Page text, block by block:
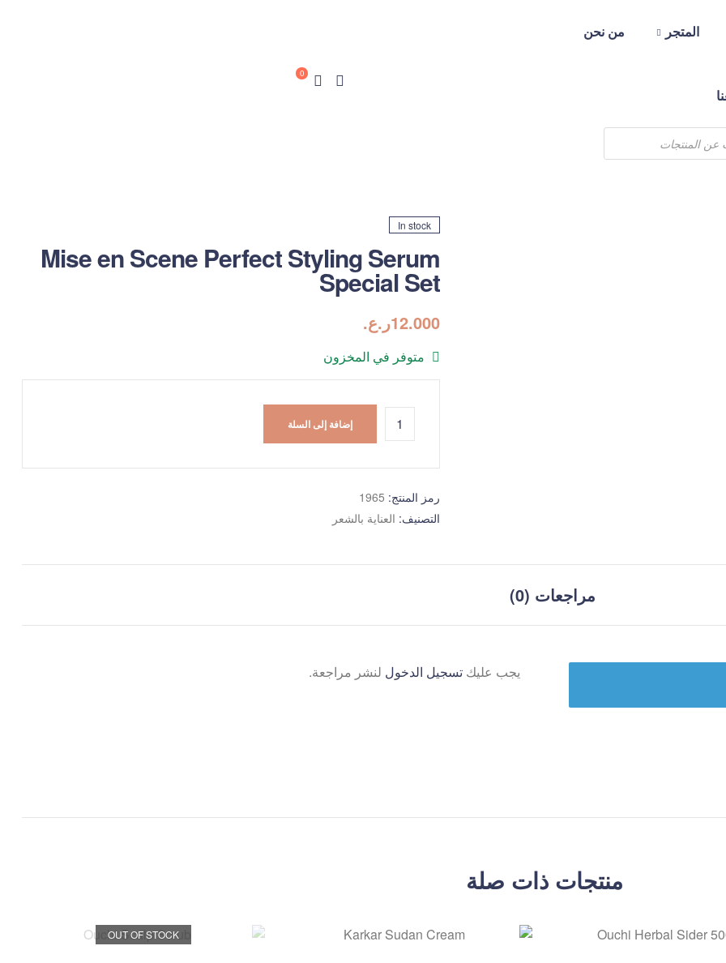
المتجر من نحن
0
In stock
Mise en Scene Perfect Styling Serum
Special Set
12.000ر.ع.
متوفر في المخزون
إضافة إلى السلة
رمز المنتج: 1965
التصنيف: العناية بالشعر
مراجعات (0)
يجب عليك تسجيل الدخول لنشر مراجعة.
منتجات ذات صلة
OUT OF STOCK